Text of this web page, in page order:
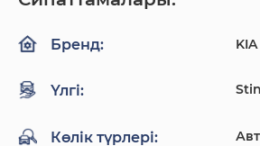
Бренд: KIA
Үлгі:
Көлік түрлері: